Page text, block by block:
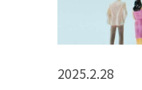
2025.2.28